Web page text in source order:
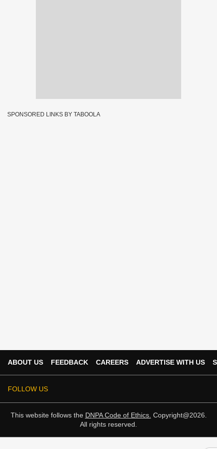
SPONSORED LINKS BY TABOOLA
ABOUT US FEEDBACK CAREERS ADVERTISE WITH US
FOLLOW US
This website follows the DNPA Code of Ethics. Copyright@2026.
All rights reserved.